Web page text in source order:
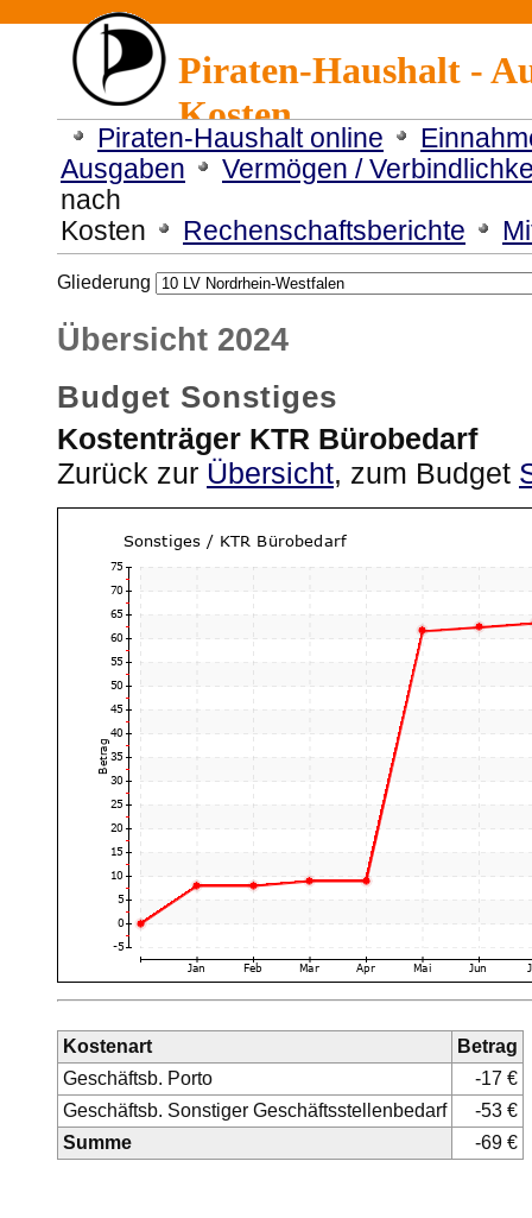
Piraten-Haushalt -
Kosten
Piraten-Haushalt online
Ausgaben
Vermögen /
nach
Kosten
Rechenschaftsberichte
Gliederung
Übersicht 2024
Budget Sonstiges
Kostenträger KTR Bürobedarf
Zurück zur Übersicht, zum Budget
Kostenart
Betrag
Geschäftsb. Porto
-17 €
Geschäftsb. Sonstiger Geschäftsstellenbedarf
-53 €
Summe
-69 €